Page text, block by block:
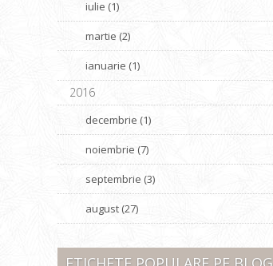
iulie (1)
martie (2)
ianuarie (1)
2016
decembrie (1)
noiembrie (7)
septembrie (3)
august (27)